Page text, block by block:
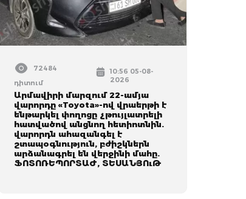
72484
դիտում
10:56 05-08-
2026
Արմավիրի մարզում 22-ամյա
վարորդը «Toyota»-ով վրաերթի է
ենթարկել փողոցը չթույլատրելի
հատվածով անցնող հետիոտնին.
վարորդն ահազանգել է
շտապօգնություն, բժիշկներն
արձանագրել են վերջինի մահը.
ՖՈՏՈՌԵՊՈՐՏԱԺ, ՏԵՍԱՆՅՈւԹ